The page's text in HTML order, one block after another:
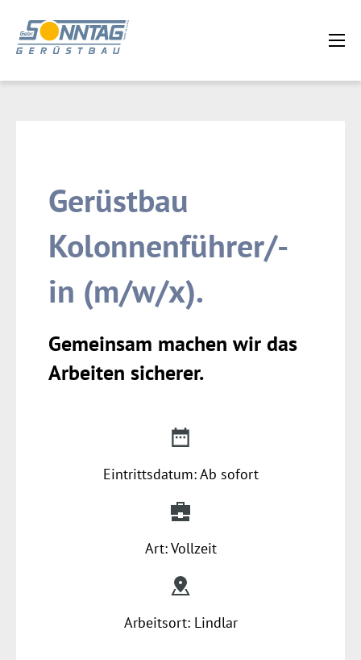
Gerüstbau
Kolonnen­führer/-
in (m/w/x).
Gemeinsam machen wir das
Arbeiten sicherer.
Eintrittsdatum: Ab sofort
Art: Vollzeit
Arbeitsort: Lindlar